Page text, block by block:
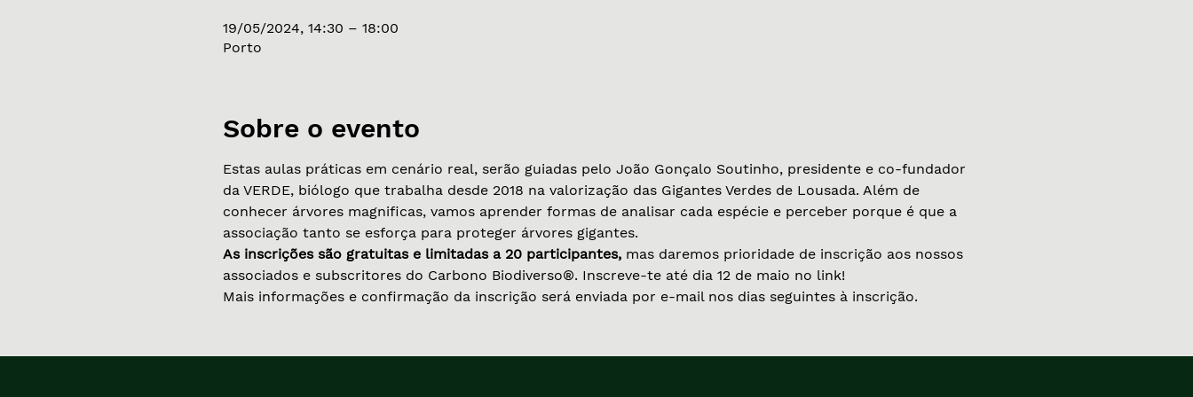
19/05/2024, 14:30 – 18:00
Porto
Sobre o evento
Estas aulas práticas em cenário real, serão guiadas pelo João Gonçalo Soutinho, presidente e co-fundador
da VERDE, biólogo que trabalha desde 2018 na valorização das Gigantes Verdes de Lousada. Além de
conhecer árvores magnificas, vamos aprender formas de analisar cada espécie e perceber porque é que a
associação tanto se esforça para proteger árvores gigantes.
As inscrições são gratuitas e limitadas a 20 participantes, mas daremos prioridade de inscrição aos nossos
associados e subscritores do Carbono Biodiverso®. Inscreve-te até dia 12 de maio no link!
Mais informações e confirmação da inscrição será enviada por e-mail nos dias seguintes à inscrição.